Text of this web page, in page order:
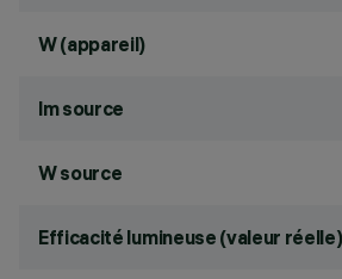
W (appareil)
lm source
W source
Efficacité lumineuse (valeur réelle)